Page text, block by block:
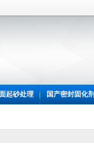
起砂处理 国产密封固化剂